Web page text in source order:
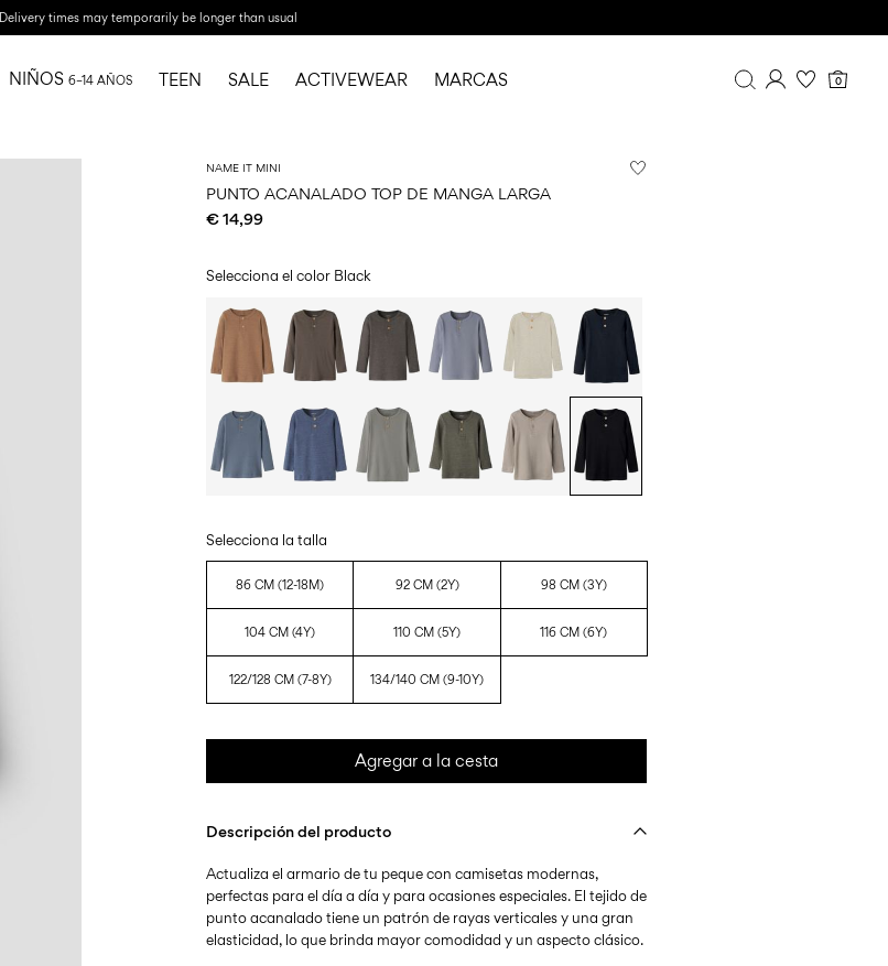
Delivery times may temporarily be longer than usual
0
NIÑOS 6–14 AÑOS TEEN SALE ACTIVEWEAR MARCAS
NAME IT MINI
PUNTO ACANALADO TOP DE MANGA LARGA
€ 14,99
Selecciona el color Black
Selecciona la talla
86 CM (12-18M) 92 CM (2Y) 98 CM (3Y)
104 CM (4Y) 110 CM (5Y) 116 CM (6Y)
122/128 CM (7-8Y) 134/140 CM (9-10Y)
Agregar a la cesta
Descripción del producto
Actualiza el armario de tu peque con camisetas modernas,
perfectas para el día a día y para ocasiones especiales. El tejido de
punto acanalado tiene un patrón de rayas verticales y una gran
elasticidad, lo que brinda mayor comodidad y un aspecto clásico.